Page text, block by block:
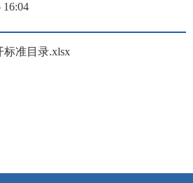
16:04
准目录.xlsx